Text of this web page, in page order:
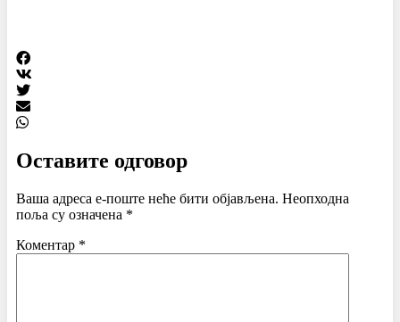
Оставите одговор
Ваша адреса е-поште неће бити објављена. Неопходна
поља су означена *
Коментар *